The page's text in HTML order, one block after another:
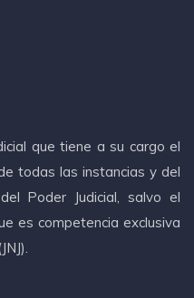
que tiene a su cargo el
todas las instancias y del
Poder Judicial, salvo el
es competencia exclusiva